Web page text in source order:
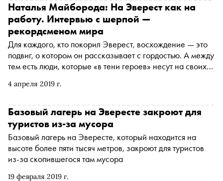
4 апреля 2019 г.
Наталья Майборода: На Эверест как на
работу. Интервью с шерпой —
рекордсменом мира
Для каждого, кто покорил Эверест, восхождение — это
подвиг, о котором он рассказывает с гордостью. А между
тем есть люди, которые «в тени героев» несут на своих
службы. Это шерпы. Ками Рита Шерпа, покоривший
необычных буднях
19 февраля 2019 г.
Базовый лагерь на Эвересте закроют для
туристов из-за мусора
Базовый лагерь на Эвересте, который находится на
высоте более пяти тысяч метров, закроют для туристов
из-за скопившегося там мусора